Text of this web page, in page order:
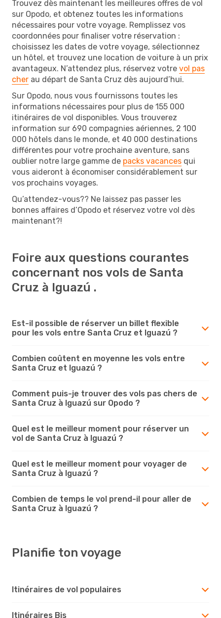
Trouvez dès maintenant les meilleures offres de vol
sur Opodo, et obtenez toutes les informations
nécessaires pour votre voyage. Remplissez vos
coordonnées pour finaliser votre réservation :
choisissez les dates de votre voyage, sélectionnez
un hôtel, et trouvez une location de voiture à un prix
avantageux. N’attendez plus, réservez votre vol pas
cher au départ de Santa Cruz dès aujourd’hui.
Sur Opodo, nous vous fournissons toutes les
informations nécessaires pour plus de 155 000
itinéraires de vol disponibles. Vous trouverez
information sur 690 compagnies aériennes, 2 100
000 hôtels dans le monde, et 40 000 destinations
différentes pour votre prochaine aventure, sans
oublier notre large gamme de packs vacances qui
vous aideront à économiser considérablement sur
vos prochains voyages.
Qu’attendez-vous?? Ne laissez pas passer les
bonnes affaires d’Opodo et réservez votre vol dès
maintenant?!
Foire aux questions courantes
concernant nos vols de Santa
Cruz à Iguazú .
Est-il possible de réserver un billet flexible
pour les vols entre Santa Cruz et Iguazú ?
Combien coûtent en moyenne les vols entre
Santa Cruz et Iguazú ?
Comment puis-je trouver des vols pas chers de
Santa Cruz à Iguazú sur Opodo ?
Quel est le meilleur moment pour réserver un
vol de Santa Cruz à Iguazú ?
Quel est le meilleur moment pour voyager de
Santa Cruz à Iguazú ?
Combien de temps le vol prend-il pour aller de
Santa Cruz à Iguazú ?
Planifie ton voyage
Itinéraires de vol populaires
Itinéraires Bis